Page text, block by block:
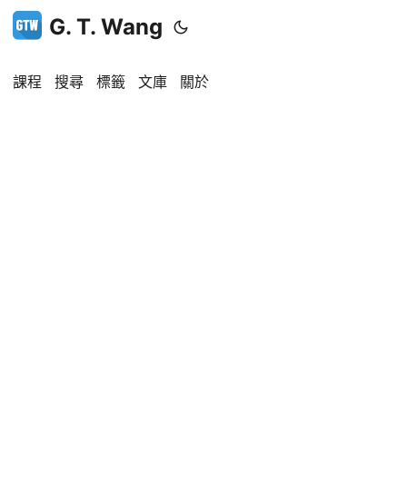
G. T. Wang
課程 搜尋 標籤 文庫 關於